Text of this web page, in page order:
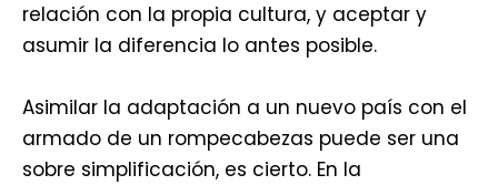
relación con la propia cultura, y aceptar y
asumir la diferencia lo antes posible.
Asimilar la adaptación a un nuevo país con el
armado de un rompecabezas puede ser una
sobre simplificación, es cierto. En la